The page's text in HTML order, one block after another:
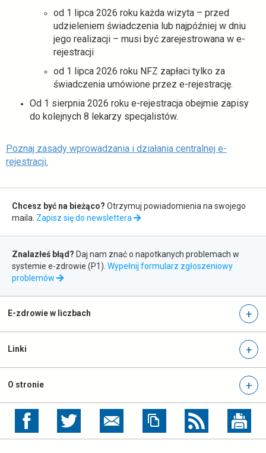
od 1 lipca 2026 roku każda wizyta – przed
udzieleniem świadczenia lub najpóźniej w dniu
jego realizacji – musi być zarejestrowana w e-
rejestracji
od 1 lipca 2026 roku NFZ zapłaci tylko za
świadczenia umówione przez e-rejestrację.
Od 1 sierpnia 2026 roku e-rejestracja obejmie zapisy
do kolejnych 8 lekarzy specjalistów.
Poznaj zasady wprowadzania i działania centralnej e-
rejestracji.
w
e
a
s
i
ę
o
w
k
e
Zapis
do
newslettera
Chcesz być na bieżąco? Otrzymuj powiadomienia na swojego
maila. Zapisz się do newslettera
Zgłaszanie
błędów
Znalazłeś błąd? Daj nam znać o napotkanych problemach w
systemie e-zdrowie (P1). Wypełnij formularz zgłoszeniowy
problemów
otwiera
nowej
E-zdrowie w liczbach
Linki
O stronie
otwiera
w
otwiera
w